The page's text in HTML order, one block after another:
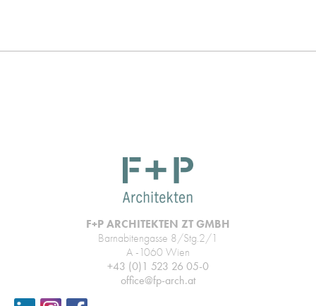
F+P ARCHITEKTEN ZT GMBH
Barnabitengasse 8/Stg.2/1
A -1060 Wien
+43 (0)1 523 26 05-0
office@fp-arch.at